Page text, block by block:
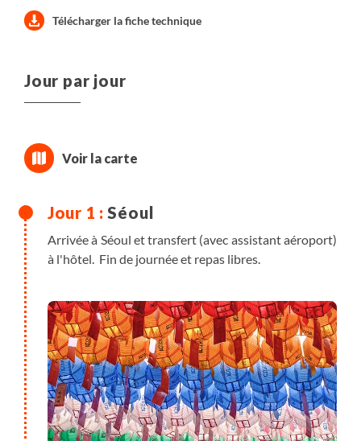
Télécharger la fiche technique
Jour par jour
Séoul
Arrivée à Séoul et transfert (avec assistant aéroport)
à l'hôtel. Fin de journée et repas libres.